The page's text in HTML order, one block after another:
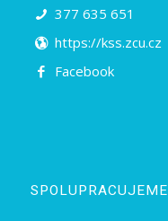
377 635 651
https://kss.zcu.cz
Facebook
SPOLUPRACUJEME